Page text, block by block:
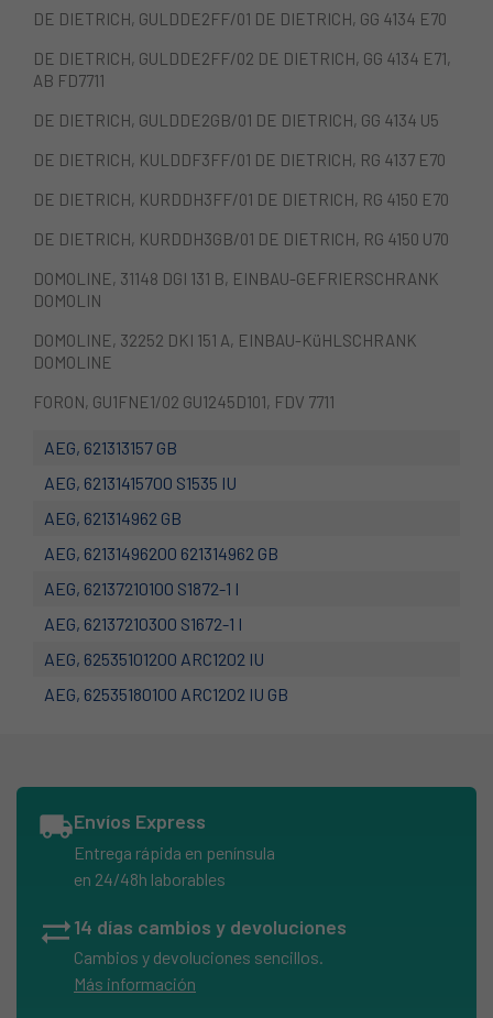
DE DIETRICH, GULDDE2FF/01 DE DIETRICH, GG 4134 E70
DE DIETRICH, GULDDE2FF/02 DE DIETRICH, GG 4134 E71,
AB FD7711
DE DIETRICH, GULDDE2GB/01 DE DIETRICH, GG 4134 U5
DE DIETRICH, KULDDF3FF/01 DE DIETRICH, RG 4137 E70
DE DIETRICH, KURDDH3FF/01 DE DIETRICH, RG 4150 E70
DE DIETRICH, KURDDH3GB/01 DE DIETRICH, RG 4150 U70
DOMOLINE, 31148 DGI 131 B, EINBAU-GEFRIERSCHRANK
DOMOLIN
DOMOLINE, 32252 DKI 151 A, EINBAU-KüHLSCHRANK
DOMOLINE
FORON, GU1FNE1/02 GU1245D101, FDV 7711
AEG, 621313157 GB
AEG, 62131415700 S1535 IU
AEG, 621314962 GB
AEG, 62131496200 621314962 GB
AEG, 62137210100 S1872-1 I
AEG, 62137210300 S1672-1 I
AEG, 62535101200 ARC1202 IU
AEG, 62535180100 ARC1202 IU GB
AEG, 625603157 GB
AEG, 62560315700 ARCTIS 1215 IU
AEG, 92040356102 S60200DT18
AEG, 92040356103 S60200DT18
local_shippingEnvíos Express
Entrega rápida en península
en 24/48h laborables
sync_alt14 días cambios y devoluciones
Cambios y devoluciones sencillos.
Más información